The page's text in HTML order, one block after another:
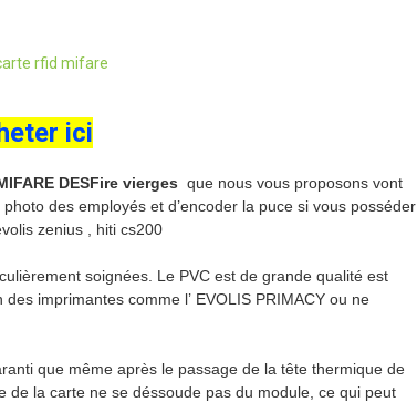
rfid mifare
ici
DESFire vierges que nous vous proposons vont
des employés et d’encoder la puce si vous posséder
zenius , hiti cs200
soignées. Le PVC est de grande qualité est
imprimantes comme l’ EVOLIS PRIMACY ou ne
que même après le passage de la tête thermique de
de la carte ne se déssoude pas du module, ce qui peut